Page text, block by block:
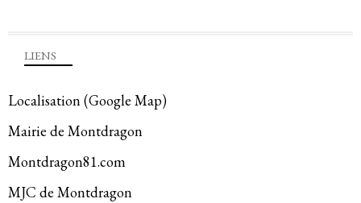
LIENS
Localisation (Google Map)
Mairie de Montdragon
Montdragon81.com
MJC de Montdragon